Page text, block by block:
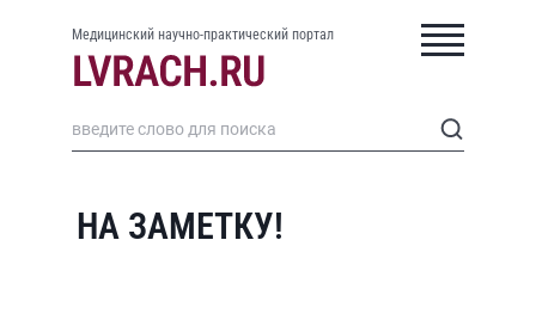
Медицинский научно-практический портал
НА ЗАМЕТКУ!